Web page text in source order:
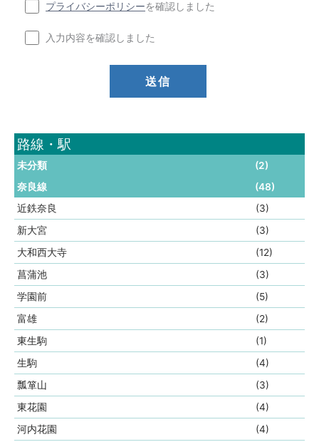
プライバシーポリシーを確認しました
入力内容を確認しました
路線・駅
未分類
(2)
奈良線
(48)
近鉄奈良
(3)
新大宮
(3)
大和西大寺
(12)
菖蒲池
(3)
学園前
(5)
富雄
(2)
東生駒
(1)
生駒
(4)
瓢箪山
(3)
東花園
(4)
河内花園
(4)